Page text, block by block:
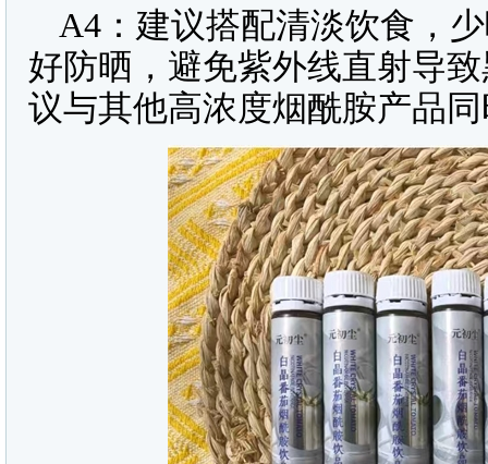
A4：建议搭配清淡饮食，
好防晒，避免紫外线直射导
议与其他高浓度烟酰胺产品